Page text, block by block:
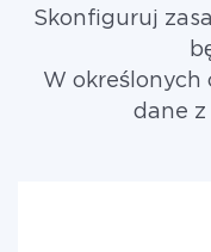
Skonfiguruj
W określonych
dane z